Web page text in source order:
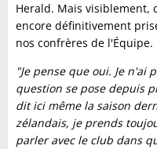
Herald. Mais visiblement,
encore définitivement
nos confrères de l'Équipe.
"Je pense que oui. Je n'ai
question se pose depuis
dit ici même la saison
zélandais, je prends
parler avec le club dans